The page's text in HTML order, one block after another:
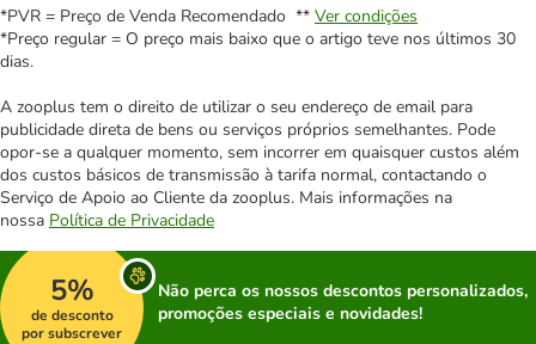
*PVR = Preço de Venda Recomendado ** Ver condições
*Preço regular = O preço mais baixo que o artigo teve nos últimos 30
dias.
A zooplus tem o direito de utilizar o seu endereço de email para
publicidade direta de bens ou serviços próprios semelhantes. Pode
opor-se a qualquer momento, sem incorrer em quaisquer custos além
dos custos básicos de transmissão à tarifa normal, contactando o
Serviço de Apoio ao Cliente da zooplus. Mais informações na
nossa Política de Privacidade
5%
de desconto
por subscrever
Não perca os nossos descontos personalizados,
promoções especiais e novidades!